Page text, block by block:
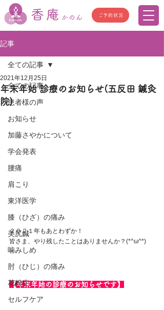
香庵 かのん ご予約状況
記事
全ての記事
患者様の声
お知らせ
加藤さやかについて
学会発表
腰痛
肩こり
東洋医学
膝（ひざ）の痛み
美尻鍼
噛みしめ
肘（ひじ）の痛み
花粉症
セルフケア
全ての記事
年末年始 診療のお知らせ(五反田 鍼灸
院)
2021年12月25日
２０２１年もあとわずか！
皆さま、やり残したことはありませんか？(*^ω^*)
【年末年始の診療のお知らせです】